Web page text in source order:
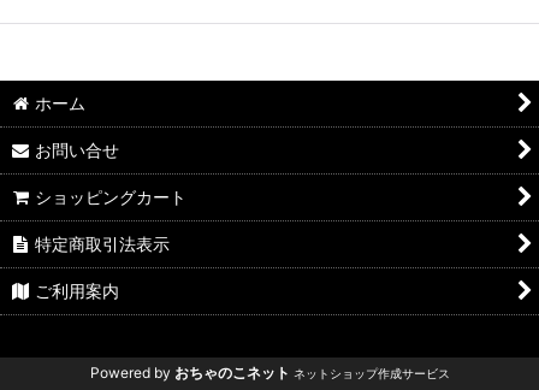
ホーム
お問い合せ
ショッピングカート
特定商取引法表示
ご利用案内
Powered by おちゃのこネット ネットショップ作成サービス